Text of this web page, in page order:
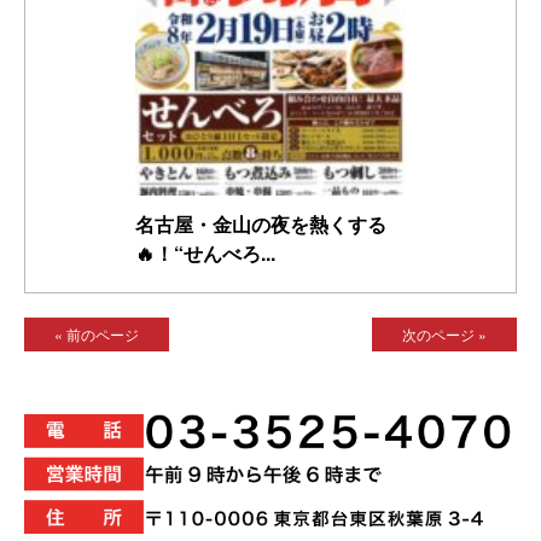
名古屋・金山の夜を熱くする
🔥！“せんべろ...
« 前のページ 次のページ »